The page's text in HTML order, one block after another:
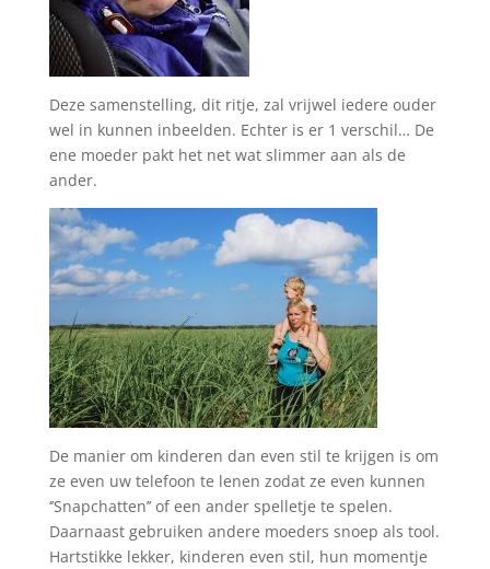
Deze samenstelling, dit ritje, zal vrijwel iedere ouder
wel in kunnen inbeelden. Echter is er 1 verschil… De
ene moeder pakt het net wat slimmer aan als de
ander.
De manier om kinderen dan even stil te krijgen is om
ze even uw telefoon te lenen zodat ze even kunnen
‘’Snapchatten’’ of een ander spelletje te spelen.
Daarnaast gebruiken andere moeders snoep als tool.
Hartstikke lekker, kinderen even stil, hun momentje